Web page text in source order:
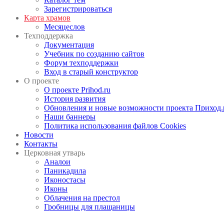
Зарегистрироваться
Карта храмов
Месяцеслов
Техподдержка
Документация
Учебник по созданию сайтов
Форум техподдержки
Вход в старый конструктор
О проекте
О проекте Prihod.ru
История развития
Обновления и новые возможности проекта
Наши баннеры
Политика использования файлов Cookies
Новости
Контакты
Церковная утварь
Аналои
Паникадила
Иконостасы
Иконы
Облачения на престол
Гробницы для плащаницы